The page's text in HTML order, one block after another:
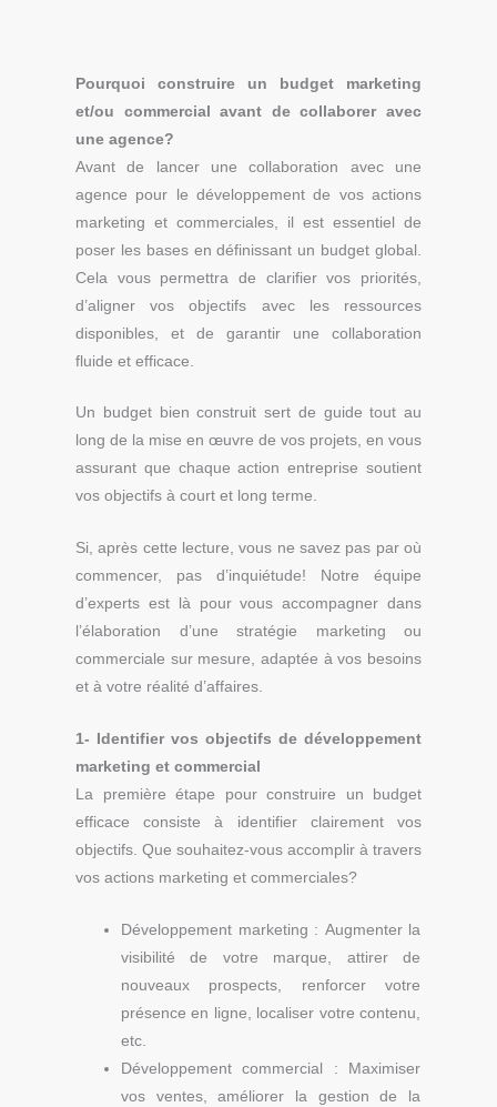
Pourquoi construire un budget marketing
et/ou commercial avant de collaborer avec
une agence?
Avant de lancer une collaboration avec une
agence pour le développement de vos actions
marketing et commerciales, il est essentiel de
poser les bases en définissant un budget global.
Cela vous permettra de clarifier vos priorités,
d’aligner vos objectifs avec les ressources
disponibles, et de garantir une collaboration
fluide et efficace.
Un budget bien construit sert de guide tout au
long de la mise en œuvre de vos projets, en vous
assurant que chaque action entreprise soutient
vos objectifs à court et long terme.
Si, après cette lecture, vous ne savez pas par où
commencer, pas d’inquiétude! Notre équipe
d’experts est là pour vous accompagner dans
l’élaboration d’une stratégie marketing ou
commerciale sur mesure, adaptée à vos besoins
et à votre réalité d’affaires.
1- Identifier vos objectifs de développement
marketing et commercial
La première étape pour construire un budget
efficace consiste à identifier clairement vos
objectifs. Que souhaitez-vous accomplir à travers
vos actions marketing et commerciales?
Développement marketing : Augmenter la
visibilité de votre marque, attirer de
nouveaux prospects, renforcer votre
présence en ligne, localiser votre contenu,
etc.
Développement commercial : Maximiser
vos ventes, améliorer la gestion de la